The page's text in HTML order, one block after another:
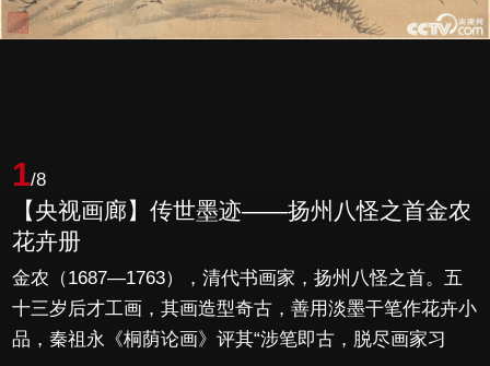
1/8
【央视画廊】传世墨迹——扬州八怪之首金农
花卉册
金农（1687—1763），清代书画家，扬州八怪之首。五
十三岁后才工画，其画造型奇古，善用淡墨干笔作花卉小
品，秦祖永《桐荫论画》评其“涉笔即古，脱尽画家习